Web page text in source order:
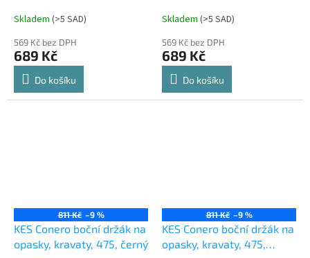
Skladem (>5 SAD)
569 Kč bez DPH
689 Kč
Do košíku
Skladem (>5 SAD)
569 Kč bez DPH
689 Kč
Do košíku
811 Kč –9 %
KES Conero boční držák na
opasky, kravaty, 475, černý
811 Kč –9 %
KES Conero boční držák na
opasky, kravaty, 475,